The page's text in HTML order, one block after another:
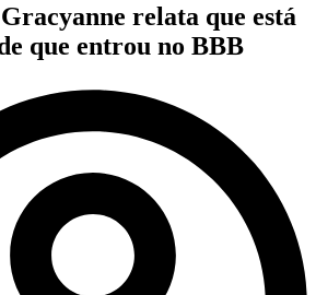
Gracyanne relata que está
que entrou no BBB